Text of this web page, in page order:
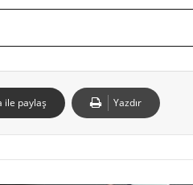
ile paylaş Yazdır